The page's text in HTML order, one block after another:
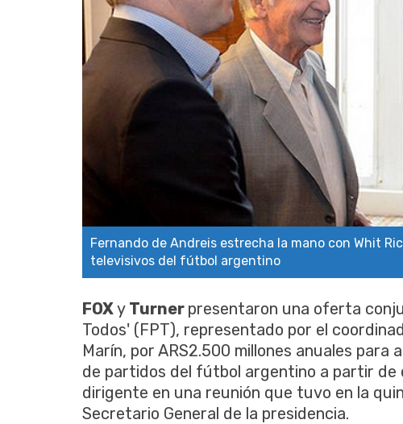
Fernando de Andreis estrecha la mano con Whit
televisivos del fútbol argentino
FOXy Turner presentaron una oferta
Todos' (FPT), representado por el
Marín, por ARS2.500 millones anuales
de partidos del fútbol argentino a partir de
dirigente en una reunión que tuvo en la
Secretario General de la presidencia.